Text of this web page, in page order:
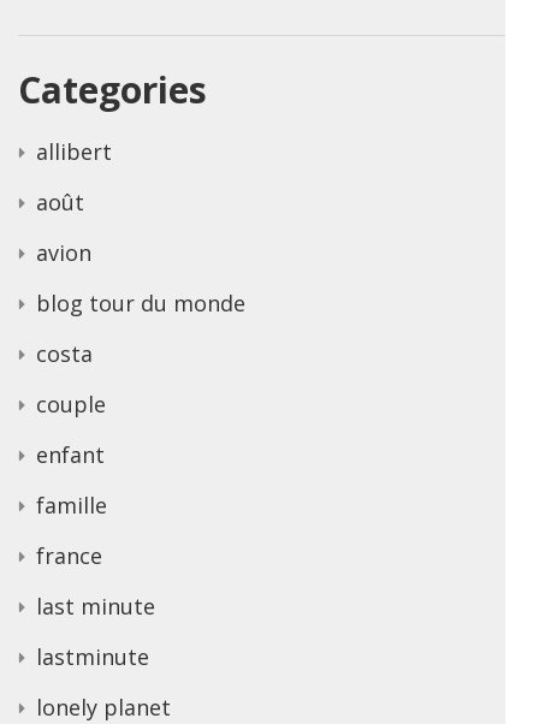
Categories
allibert
août
avion
blog tour du monde
costa
couple
enfant
famille
france
last minute
lastminute
lonely planet